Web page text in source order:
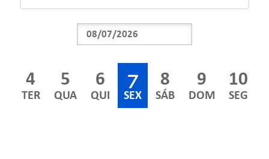
4
TER
5
QUA
6
QUI
7
SEX
8
SÁB
9
DOM
10
SEG